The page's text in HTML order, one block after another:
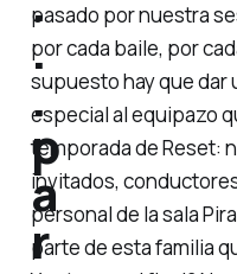
pasado por nuestra
por cada baile, por
supuesto hay que dar
especial al equipazo
temporada de Reset:
invitados,
personal de la sala
parte de esta familia
.
.
p
a
r